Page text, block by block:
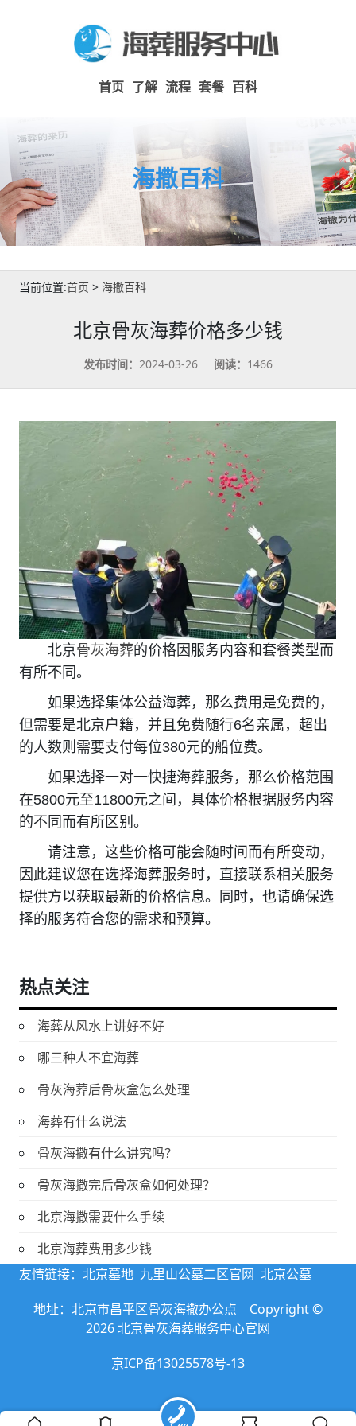
首页 了解 流程 套餐 百科
海撒百科
当前位置:首页 > 海撒百科
北京骨灰海葬价格多少钱
发布时间： 2024-03-26 阅读： 1466
北京骨灰海葬的价格因服务内容和套餐类型而
有所不同。
如果选择集体公益海葬，那么费用是免费的，
但需要是北京户籍，并且免费随行6名亲属，超出
的人数则需要支付每位380元的船位费。
如果选择一对一快捷海葬服务，那么价格范围
在5800元至11800元之间，具体价格根据服务内容
的不同而有所区别。
请注意，这些价格可能会随时间而有所变动，
因此建议您在选择海葬服务时，直接联系相关服务
提供方以获取最新的价格信息。同时，也请确保选
择的服务符合您的需求和预算。
热点关注
海葬从风水上讲好不好
哪三种人不宜海葬
骨灰海葬后骨灰盒怎么处理
海葬有什么说法
骨灰海撒有什么讲究吗？
骨灰海撒完后骨灰盒如何处理？
北京海撒需要什么手续
北京海葬费用多少钱
友情链接： 北京墓地 九里山公墓二区官网 北京公墓
地址：北京市昌平区骨灰海撒办公点 Copyright ©
2026 北京骨灰海葬服务中心官网
京ICP备13025578号-13